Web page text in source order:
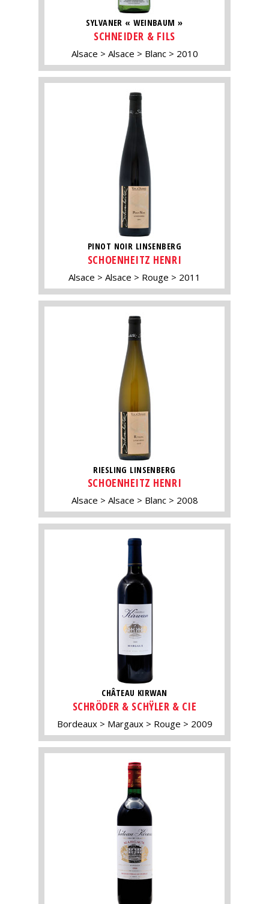
SYLVANER « WEINBAUM »
SCHNEIDER & FILS
Alsace Alsace Blanc 2010
PINOT NOIR LINSENBERG
SCHOENHEITZ HENRI
Alsace Alsace Rouge 2011
RIESLING LINSENBERG
SCHOENHEITZ HENRI
Alsace Alsace Blanc 2008
CHÂTEAU KIRWAN
SCHRÖDER & SCHŸLER & CIE
Bordeaux Margaux Rouge 2009